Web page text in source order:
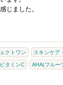
じました。
クトワン スキンケア
ビタミンC AHA(フルー